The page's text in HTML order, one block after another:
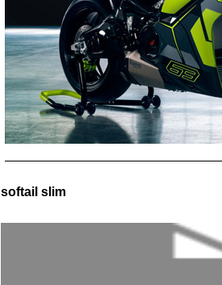
softail slim